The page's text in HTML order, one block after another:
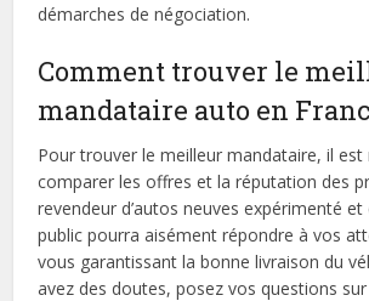
démarches de négociation.
Comment trouver le
mandataire auto en
Pour trouver le meilleur mandataire, il
comparer les offres et la réputation des
revendeur d’autos neuves expérimenté
public pourra aisément répondre à vos
vous garantissant la bonne livraison du
avez des doutes, posez vos questions sur